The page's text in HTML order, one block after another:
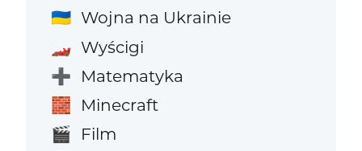
🇺🇦 Wojna na Ukrainie
🏎️ Wyścigi
➕ Matematyka
🧱 Minecraft
🎬 Film